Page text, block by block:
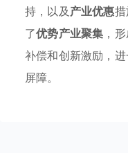
持，以及产业优惠
了优势产业聚集 ，
补偿和创新激励，
屏障。